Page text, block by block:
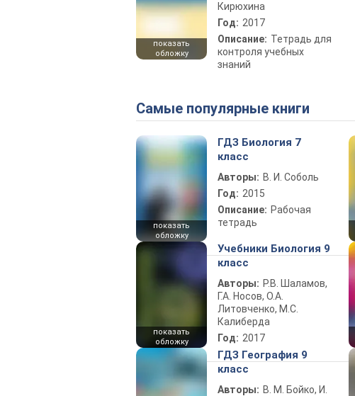
показать
обложку
Кирюхина
Год: 2017
Описание: Тетрадь для
контроля учебных
знаний
Самые популярные книги
показать
обложку
ГДЗ Биология 7
класс
Авторы: В. И. Соболь
Год: 2015
Описание: Рабочая
тетрадь
показать
обложку
Учебники Биология 9
класс
Авторы: Р.В. Шаламов,
Г.А. Носов, О.А.
Литовченко, М.С.
Калиберда
Год: 2017
ГДЗ География 9
класс
Авторы: В. М. Бойко, И.